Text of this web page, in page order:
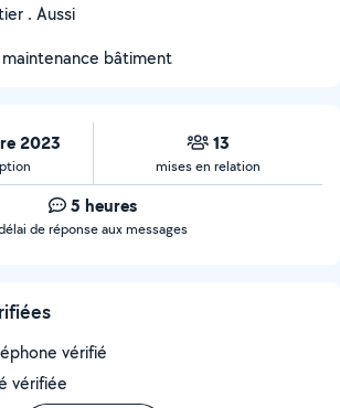
. Aussi
bâtiment
2023 13
mises en relation
5 heures
de réponse aux messages
vérifié
vérifiée